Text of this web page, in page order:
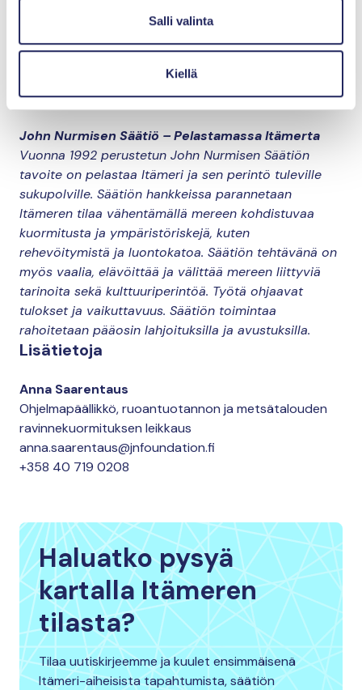
Salli valinta
Kiellä
Lisätietoja
Anna Saarentaus
Ohjelmapäällikkö, ruoantuotannon ja metsätalouden
ravinnekuormituksen leikkaus
anna.saarentaus@jnfoundation.fi
+358 40 719 0208
Itämeren, Barentsin ja arktisen yhteistyön
määrärahalla, ja työn toteuttivat John Nurmisen
Säätiö, Suomen ympäristökeskus ja Helsingin
yliopiston Maatalous-metsätieteellisen tiedekunnan
Taloustieteen osasto.
John Nurmisen Säätiö – Pelastamassa Itämerta
Vuonna 1992 perustetun John Nurmisen Säätiön
tavoite on pelastaa Itämeri ja sen perintö tuleville
sukupolville. Säätiön hankkeissa parannetaan
Itämeren tilaa vähentämällä mereen kohdistuvaa
kuormitusta ja ympäristöriskejä, kuten
rehevöitymistä ja luontokatoa. Säätiön tehtävänä on
myös vaalia, elävöittää ja välittää mereen liittyviä
tarinoita sekä kulttuuriperintöä. Työtä ohjaavat
tulokset ja vaikuttavuus. Säätiön toimintaa
rahoitetaan pääosin lahjoituksilla ja avustuksilla.
Haluatko pysyä
kartalla Itämeren
tilasta?
Tilaa uutiskirjeemme ja kuulet ensimmäisenä
Itämeri-aiheisista tapahtumista, säätiön